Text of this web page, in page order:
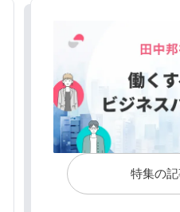
特集の